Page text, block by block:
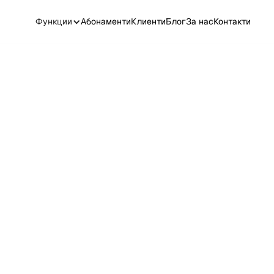
Функции АбонаментиКлиентиБлогЗа насКонтакти